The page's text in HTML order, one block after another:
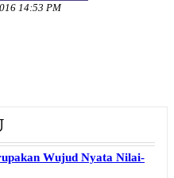
14:53 PM
Wujud Nyata Nilai-